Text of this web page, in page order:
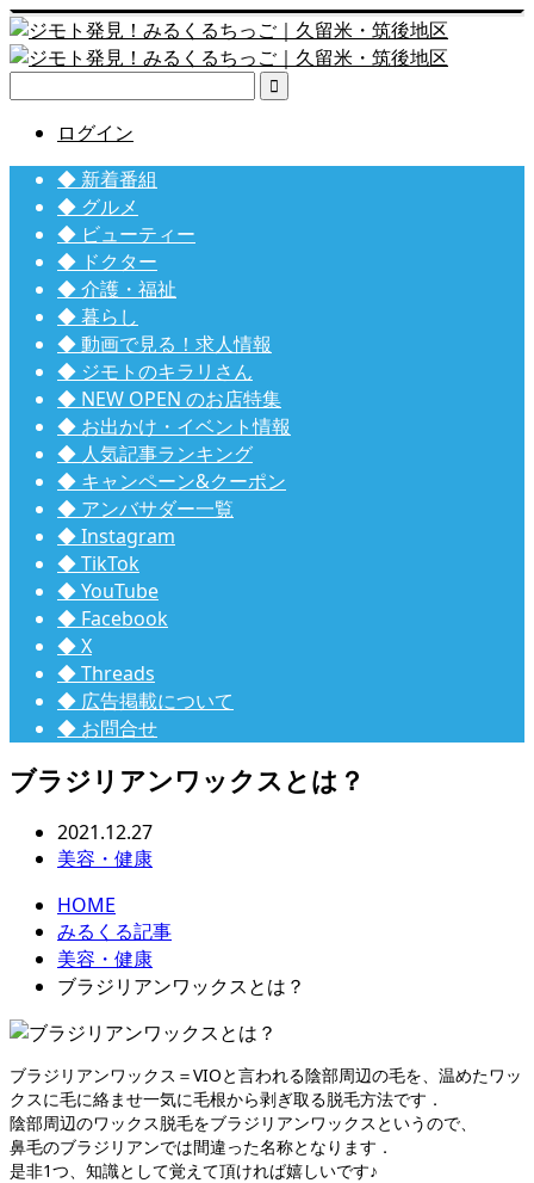

ログイン
◆ 新着番組
◆ グルメ
◆ ビューティー
◆ ドクター
◆ 介護・福祉
◆ 暮らし
◆ 動画で見る！求人情報
◆ ジモトのキラリさん
◆ NEW OPEN のお店特集
◆ お出かけ・イベント情報
◆ 人気記事ランキング
◆ キャンペーン&クーポン
◆ アンバサダー一覧
◆ Instagram
◆ TikTok
◆ YouTube
◆ Facebook
◆ X
◆ Threads
◆ 広告掲載について
◆ お問合せ
ブラジリアンワックスとは？
2021.12.27
美容・健康
HOME
みるくる記事
美容・健康
ブラジリアンワックスとは？
ブラジリアンワックス＝VIOと言われる陰部周辺の毛を、温めたワッ
クスに毛に絡ませ一気に毛根から剥ぎ取る脱毛方法です．
陰部周辺のワックス脱毛をブラジリアンワックスというので、
鼻毛のブラジリアンでは間違った名称となります．
是非1つ、知識として覚えて頂ければ嬉しいです♪